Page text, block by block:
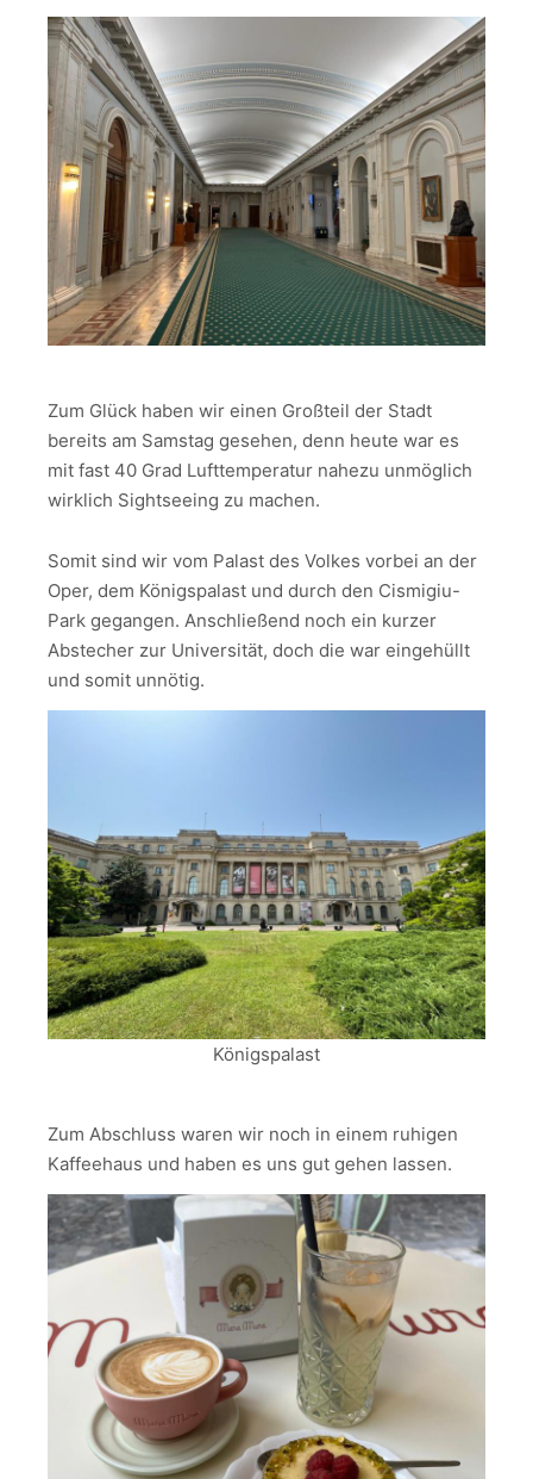
Zum Glück haben wir einen Großteil der Stadt
bereits am Samstag gesehen, denn heute war es
mit fast 40 Grad Lufttemperatur nahezu unmöglich
wirklich Sightseeing zu machen.
Somit sind wir vom Palast des Volkes vorbei an der
Oper, dem Königspalast und durch den Cismigiu-
Park gegangen. Anschließend noch ein kurzer
Abstecher zur Universität, doch die war eingehüllt
und somit unnötig.
Königspalast
Zum Abschluss waren wir noch in einem ruhigen
Kaffeehaus und haben es uns gut gehen lassen.